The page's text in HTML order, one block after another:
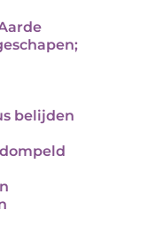
belijden